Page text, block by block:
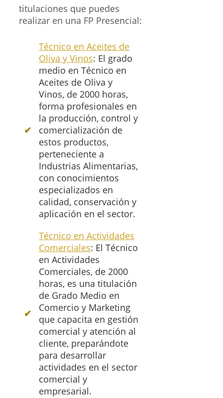
titulaciones que puedes
realizar en una FP Presencial:
Técnico en Aceites de
Oliva y Vinos: El grado
medio en Técnico en
Aceites de Oliva y
Vinos, de 2000 horas,
forma profesionales en
la producción, control y
comercialización de
estos productos,
perteneciente a
Industrias Alimentarias,
con conocimientos
especializados en
calidad, conservación y
aplicación en el sector.
Técnico en Actividades
Comerciales: El Técnico
en Actividades
Comerciales, de 2000
horas, es una titulación
de Grado Medio en
Comercio y Marketing
que capacita en gestión
comercial y atención al
cliente, preparándote
para desarrollar
actividades en el sector
comercial y
empresarial.